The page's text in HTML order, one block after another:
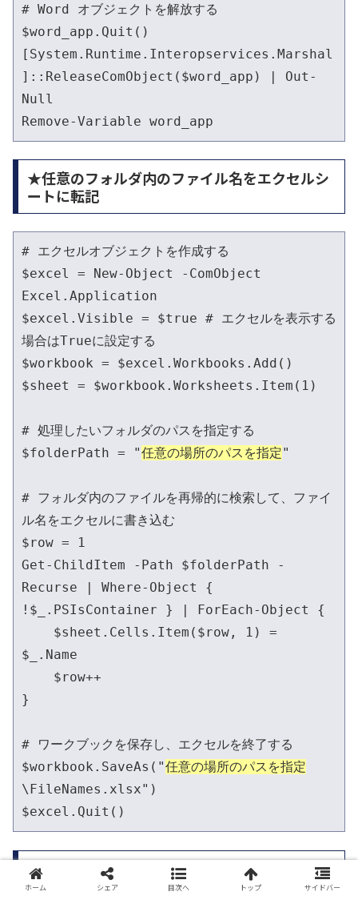
# Word オブジェクトを解放する
$word_app.Quit()
[System.Runtime.Interopservices.Marshal
]::ReleaseComObject($word_app) | Out-
Null
Remove-Variable word_app
★任意のフォルダ内のファイル名をエクセルシ
ートに転記
# エクセルオブジェクトを作成する
$excel = New-Object -ComObject
Excel.Application
$excel.Visible = $true # エクセルを表示する
場合はTrueに設定する
$workbook = $excel.Workbooks.Add()
$sheet = $workbook.Worksheets.Item(1)
# 処理したいフォルダのパスを指定する
$folderPath = "任意の場所のパスを指定"
# フォルダ内のファイルを再帰的に検索して、ファイ
ル名をエクセルに書き込む
$row = 1
Get-ChildItem -Path $folderPath -
Recurse | Where-Object {
!$_.PSIsContainer } | ForEach-Object {
$_.Name
}
# ワークブックを保存し、エクセルを終了する
$workbook.SaveAs("任意の場所のパスを指定
\FileNames.xlsx")
$excel.Quit()
★任意フォルダ&サブフォルダ内word内テキス
ト変換
ホーム シェア 目次へ トップ サイドバー